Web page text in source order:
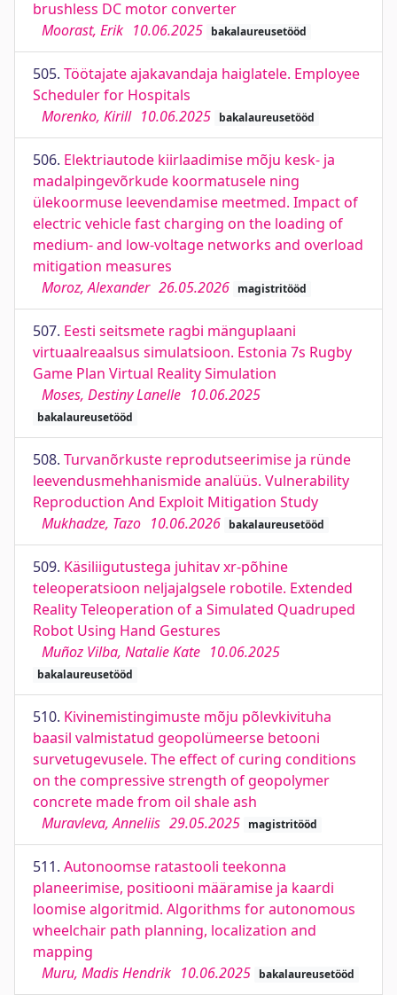
brushless DC motor converter
Moorast, Erik 10.06.2025 bakalaureusetööd
505. Töötajate ajakavandaja haiglatele. Employee
Scheduler for Hospitals
Morenko, Kirill 10.06.2025 bakalaureusetööd
506. Elektriautode kiirlaadimise mõju kesk- ja
madalpingevõrkude koormatusele ning
ülekoormuse leevendamise meetmed. Impact of
electric vehicle fast charging on the loading of
medium- and low-voltage networks and overload
mitigation measures
Moroz, Alexander 26.05.2026 magistritööd
507. Eesti seitsmete ragbi mänguplaani
virtuaalreaalsus simulatsioon. Estonia 7s Rugby
Game Plan Virtual Reality Simulation
Moses, Destiny Lanelle 10.06.2025
bakalaureusetööd
508. Turvanõrkuste reprodutseerimise ja ründe
leevendusmehhanismide analüüs. Vulnerability
Reproduction And Exploit Mitigation Study
Mukhadze, Tazo 10.06.2026 bakalaureusetööd
509. Käsiliigutustega juhitav xr-põhine
teleoperatsioon neljajalgsele robotile. Extended
Reality Teleoperation of a Simulated Quadruped
Robot Using Hand Gestures
Muñoz Vilba, Natalie Kate 10.06.2025
bakalaureusetööd
510. Kivinemistingimuste mõju põlevkivituha
baasil valmistatud geopolümeerse betooni
survetugevusele. The effect of curing conditions
on the compressive strength of geopolymer
concrete made from oil shale ash
Muravleva, Anneliis 29.05.2025 magistritööd
511. Autonoomse ratastooli teekonna
planeerimise, positiooni määramise ja kaardi
loomise algoritmid. Algorithms for autonomous
wheelchair path planning, localization and
mapping
Muru, Madis Hendrik 10.06.2025 bakalaureusetööd